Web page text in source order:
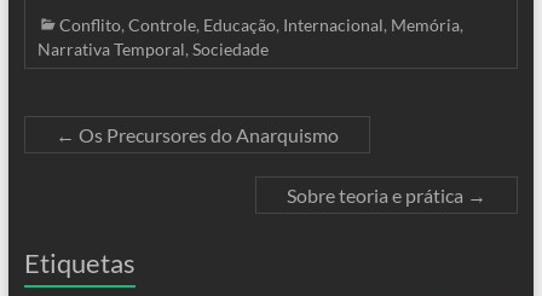
Conflito, Controle, Educação, Internacional, Memória,
Narrativa Temporal, Sociedade
← Os Precursores do Anarquismo
Sobre teoria e prática →
Etiquetas